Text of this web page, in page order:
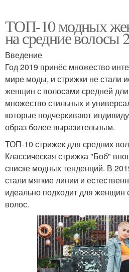
ТОП-10 модных
на средние волосы
Введение
Год 2019 принёс множество
мире моды, и стрижки не стали
женщин с волосами средней
множество стильных и
которые подчеркивают
образ более выразительным.
ТОП-10 стрижек для средних
Классическая стрижка "Боб"
списке модных тенденций. В
стали мягкие линии и
идеально подходит для
волос.